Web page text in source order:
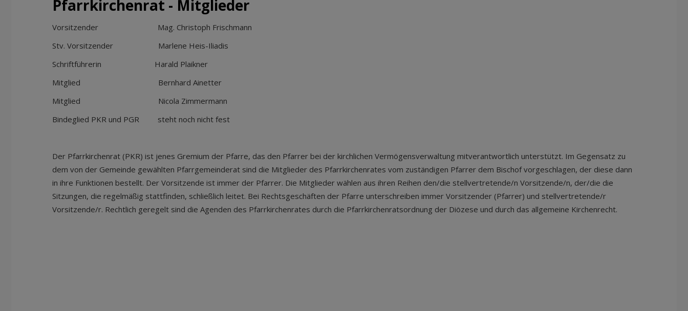
Pfarrkirchenrat - Mitglieder
Vorsitzender Mag. Christoph Frischmann
Stv. Vorsitzender Marlene Heis-Iliadis
Schriftführerin Harald Plaikner
Mitglied Bernhard Ainetter
Mitglied Nicola Zimmermann
Bindeglied PKR und PGR steht noch nicht fest
Der Pfarrkirchenrat (PKR) ist jenes Gremium der Pfarre, das den Pfarrer bei der kirchlichen Vermögensverwaltung mitverantwortlich unterstützt. Im Gegensatz zu
dem von der Gemeinde gewählten Pfarrgemeinderat sind die Mitglieder des Pfarrkirchenrates vom zuständigen Pfarrer dem Bischof vorgeschlagen, der diese dann
in ihre Funktionen bestellt. Der Vorsitzende ist immer der Pfarrer. Die Mitglieder wählen aus ihren Reihen den/die stellvertretende/n Vorsitzende/n, der/die die
Sitzungen, die regelmäßig stattfinden, schließlich leitet. Bei Rechtsgeschäften der Pfarre unterschreiben immer Vorsitzender (Pfarrer) und stellvertretende/r
Vorsitzende/r. Rechtlich geregelt sind die Agenden des Pfarrkirchenrates durch die Pfarrkirchenratsordnung der Diözese und durch das allgemeine Kirchenrecht.